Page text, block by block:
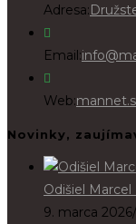
Adresa:
Email:
Web:
Novinky,
Odišiel
9. marca 2026/